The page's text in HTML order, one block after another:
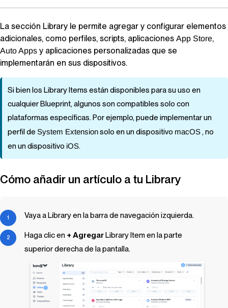
La sección Library le permite agregar y configurar elementos
adicionales, como perfiles, scripts, aplicaciones App Store,
Auto Apps y aplicaciones personalizadas que se
implementarán en sus dispositivos.
Si bien losLibrary Items están disponibles para su uso en
cualquierBlueprint, algunos son compatibles solo con
plataformas específicas. Por ejemplo, puede implementar un
perfil deSystem Extensionsolo en un dispositivo macOS , no
en un dispositivo iOS.
Cómo añadir un artículo a tu Library
Vaya aLibraryen la barra de navegación izquierda.
Haga clic en + AgregarLibrary Itemen la parte
superior derecha de la pantalla.